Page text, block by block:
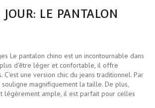
JOUR: LE PANTALON
Le pantalon chino est un incontournable dans
d'être léger et confortable, il offre
C'est une version chic du jeans traditionnel. Par
magnifiquement la taille. De plus,
légèrement ample, il est parfait pour celles